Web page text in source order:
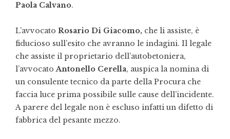
Paola Calvano.
L’avvocato Rosario Di Giacomo, che li assiste, è
fiducioso sull’esito che avranno le indagini. Il legale
che assiste il proprietario dell’autobetoniera,
l’avvocatoAntonello Cerella, auspica la nomina di
un consulente tecnico da parte della Procura che
faccia luce prima possibile sulle cause dell’incidente.
A parere del legale non è escluso infatti un difetto di
fabbrica del pesante mezzo.